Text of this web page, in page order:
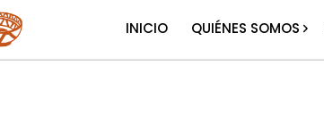
INICIO QUIÉNES SOMOS